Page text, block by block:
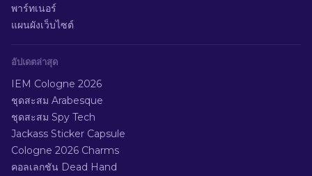
พาร์ทเนอร์
แผนผังเว็บไซต์
อัปเดตล่าสุด
IEM Cologne 2026
ชุดสะสม Arabesque
ชุดสะสม Spy Tech
Jackass Sticker Capsule
Cologne 2026 Charms
คอลเลกชัน Dead Hand